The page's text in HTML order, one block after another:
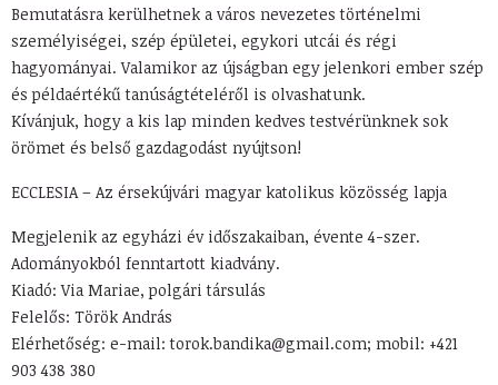
Bemutatásra kerülhetnek a város nevezetes történelmi
személyiségei, szép épületei, egykori utcái és régi
hagyományai. Valamikor az újságban egy jelenkori ember szép
és példaértékű tanúságtételéről is olvashatunk.
Kívánjuk, hogy a kis lap minden kedves testvérünknek sok
örömet és belső gazdagodást nyújtson!
ECCLESIA – Az érsekújvári magyar katolikus közösség lapja
Megjelenik az egyházi év időszakaiban, évente 4-szer.
Adományokból fenntartott kiadvány.
Kiadó: Via Mariae, polgári társulás
Felelős: Török András
Elérhetőség: e-mail: torok.bandika@gmail.com; mobil: +421
903 438 380